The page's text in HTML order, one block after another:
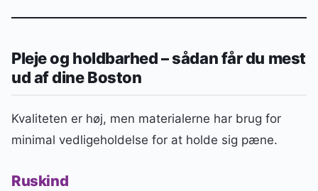
Pleje og holdbarhed – sådan får du mest
ud af dine Boston
Kvaliteten er høj, men materialerne har brug for
minimal vedligeholdelse for at holde sig pæne.
Ruskind